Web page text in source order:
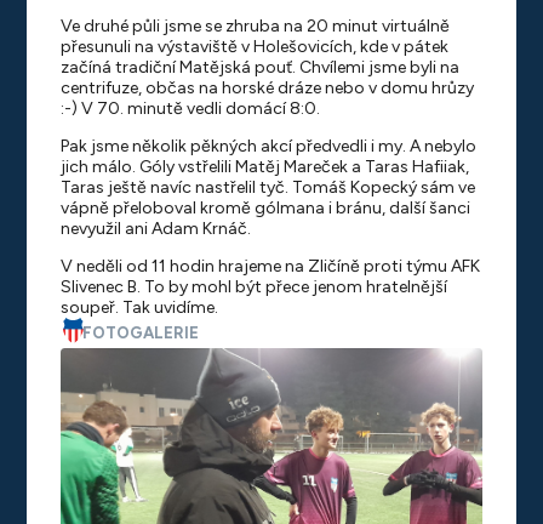
Ve druhé půli jsme se zhruba na 20 minut virtuálně
přesunuli na výstaviště v Holešovicích, kde v pátek
začíná tradiční Matějská pouť. Chvílemi jsme byli na
centrifuze, občas na horské dráze nebo v domu hrůzy
:-) V 70. minutě vedli domácí 8:0.
Pak jsme několik pěkných akcí předvedli i my. A nebylo
jich málo. Góly vstřelili Matěj Mareček a Taras Hafiiak,
Taras ještě navíc nastřelil tyč. Tomáš Kopecký sám ve
vápně přeloboval kromě gólmana i bránu, další šanci
nevyužil ani Adam Krnáč.
V neděli od 11 hodin hrajeme na Zličíně proti týmu AFK
Slivenec B. To by mohl být přece jenom hratelnější
soupeř. Tak uvidíme.
FOTOGALERIE